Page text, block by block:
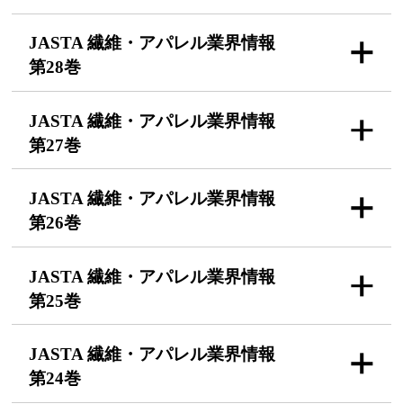
JASTA 繊維・アパレル業界情報
第28巻
JASTA 繊維・アパレル業界情報
第27巻
JASTA 繊維・アパレル業界情報
第26巻
JASTA 繊維・アパレル業界情報
第25巻
JASTA 繊維・アパレル業界情報
第24巻